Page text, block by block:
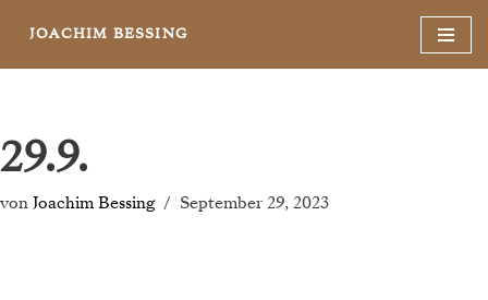
JOACHIM BESSING
29.9.
von Joachim Bessing September 29, 2023